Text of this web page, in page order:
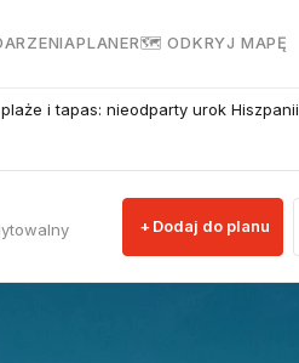
PLANER🗺 ODKRYJ MAPĘ
i tapas: nieodparty urok Hiszpanii
Dodaj do planu